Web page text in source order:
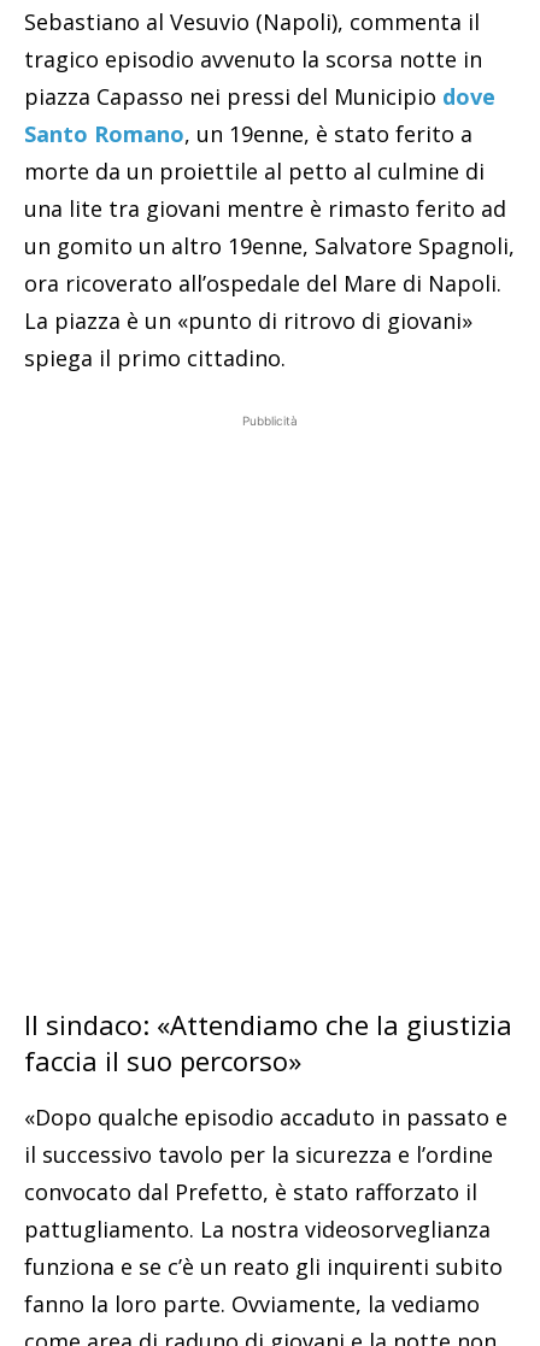
Sebastiano al Vesuvio (Napoli), commenta il
tragico episodio avvenuto la scorsa notte in
piazza Capasso nei pressi del Municipio dove
Santo Romano, un 19enne, è stato ferito a
morte da un proiettile al petto al culmine di
una lite tra giovani mentre è rimasto ferito ad
un gomito un altro 19enne, Salvatore Spagnoli,
ora ricoverato all’ospedale del Mare di Napoli.
La piazza è un «punto di ritrovo di giovani»
spiega il primo cittadino.
Pubblicità
Il sindaco: «Attendiamo che la giustizia
faccia il suo percorso»
«Dopo qualche episodio accaduto in passato e
il successivo tavolo per la sicurezza e l’ordine
convocato dal Prefetto, è stato rafforzato il
pattugliamento. La nostra videosorveglianza
funziona e se c’è un reato gli inquirenti subito
fanno la loro parte. Ovviamente, la vediamo